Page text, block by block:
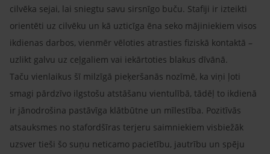
cilvēka sejai, lai sniegtu savu sirsnīgo buču. Stafiji ir izteikti
orientēti uz cilvēku un kā uzticīga ēna seko mājiniekiem visos
ikdienas darbos, vienmēr vēloties atrasties fiziskā kontaktā –
uzlikt galvu uz ceļgaliem vai iekārtoties blakus dīvānā.
Taču vienlaikus šī milzīgā pieķeršanās nozīmē, ka viņi ļoti
smagi pārdzīvo ilgstošu atstāšanu vientulībā, tādēļ to ikdienā
ir jānodrošina pastāvīga klātbūtne un mīlestība. Pozitīvās
atsauksmes no stafordšīras terjeru saimniekiem visbiežāk
uzsver tieši šo suņu neticamo pacietību, jautrību un spēju